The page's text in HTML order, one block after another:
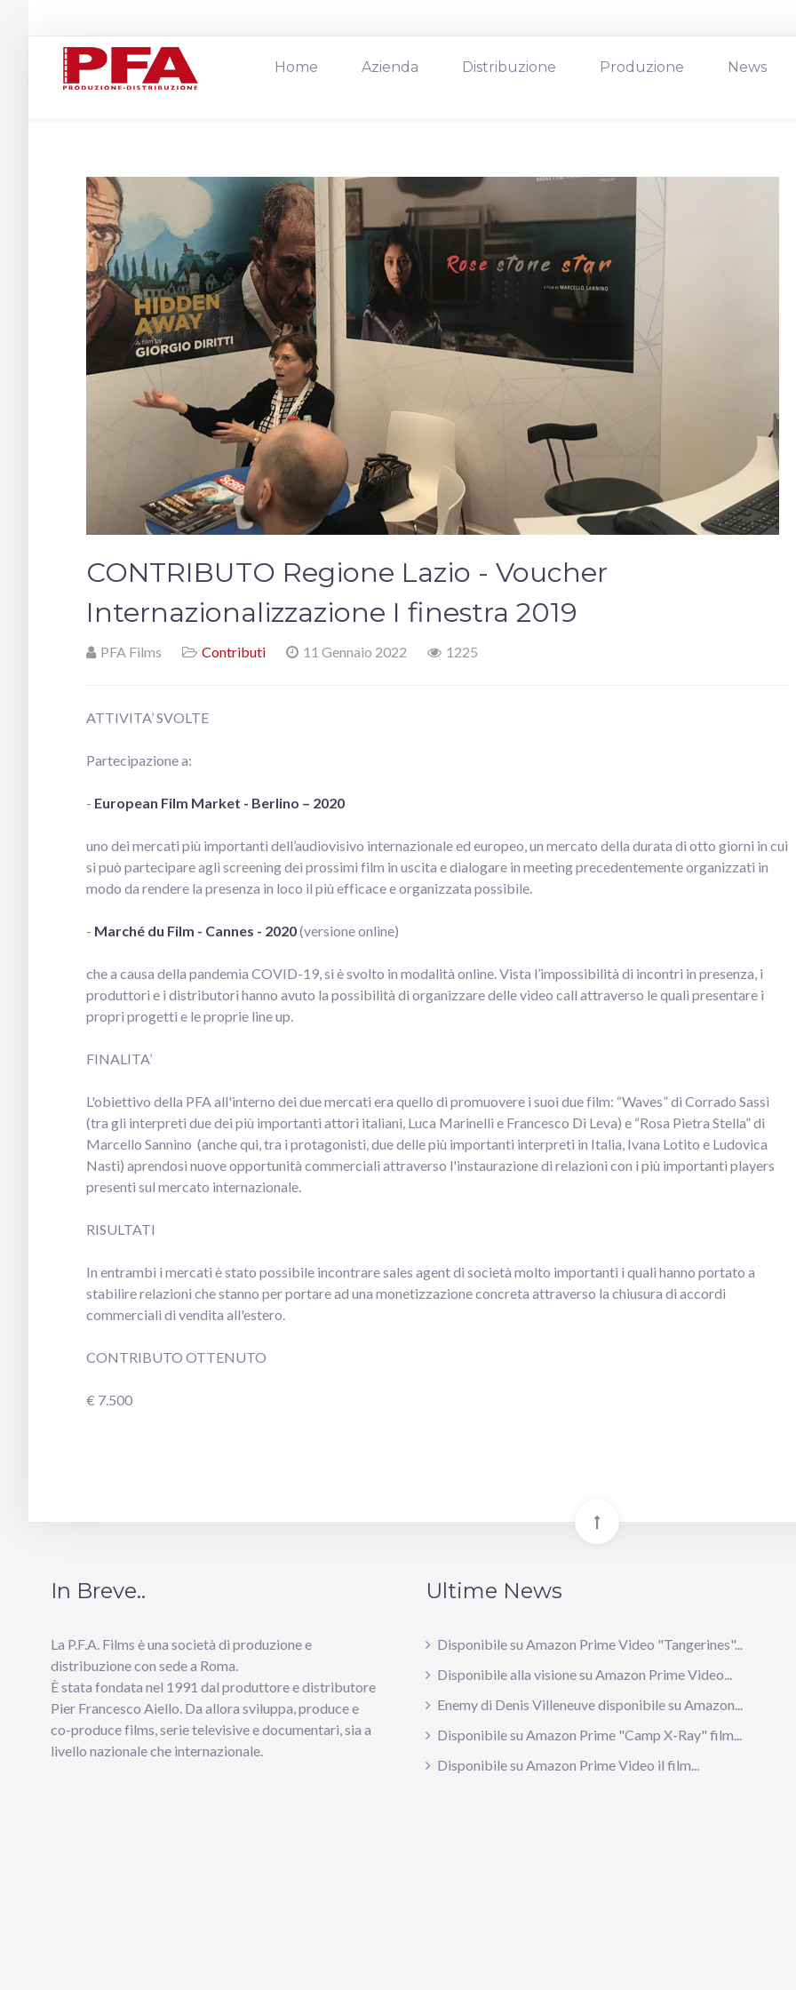
Home Azienda Distribuzione Produzione News
CONTRIBUTO Regione Lazio - Voucher
Internazionalizzazione I finestra 2019
PFA Films Contributi 11 Gennaio 2022 1225
ATTIVITA’ SVOLTE
Partecipazione a:
- European Film Market - Berlino – 2020
uno dei mercati più importanti dell’audiovisivo internazionale ed europeo, un mercato della durata di otto giorni in cui
si può partecipare agli screening dei prossimi film in uscita e dialogare in meeting precedentemente organizzati in
modo da rendere la presenza in loco il più efficace e organizzata possibile.
- Marché du Film - Cannes - 2020(versione online)
che a causa della pandemia COVID-19, si è svolto in modalità online. Vista l’impossibilità di incontri in presenza, i
produttori e i distributori hanno avuto la possibilità di organizzare delle video call attraverso le quali presentare i
propri progetti e le proprie line up.
FINALITA’
L'obiettivo della PFA all'interno dei due mercati era quello di promuovere i suoi due film: “Waves” di Corrado Sassi
(tra gli interpreti due dei più importanti attori italiani, Luca Marinelli e Francesco Di Leva) e “Rosa Pietra Stella” di
Marcello Sannino (anche qui, tra i protagonisti, due delle più importanti interpreti in Italia, Ivana Lotito e Ludovica
Nasti) aprendosi nuove opportunità commerciali attraverso l'instaurazione di relazioni con i più importanti players
presenti sul mercato internazionale.
RISULTATI
In entrambi i mercati è stato possibile incontrare sales agent di società molto importanti i quali hanno portato a
stabilire relazioni che stanno per portare ad una monetizzazione concreta attraverso la chiusura di accordi
commerciali di vendita all'estero.
CONTRIBUTO OTTENUTO
€ 7.500
In Breve..
La P.F.A. Films è una società di produzione e
distribuzione con sede a Roma.
È stata fondata nel 1991 dal produttore e distributore
Pier Francesco Aiello. Da allora sviluppa, produce e
co-produce films, serie televisive e documentari, sia a
livello nazionale che internazionale.
Ultime News
Disponibile su Amazon Prime Video "Tangerines"...
Disponibile alla visione su Amazon Prime Video...
Enemy di Denis Villeneuve disponibile su Amazon...
Disponibile su Amazon Prime "Camp X-Ray" film...
Disponibile su Amazon Prime Video il film...